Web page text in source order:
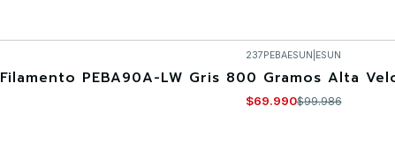
237PEBAESUN ESUN
Filamento PEBA90A-LW Gris 800 Gramos Alta
$69.990$99.986